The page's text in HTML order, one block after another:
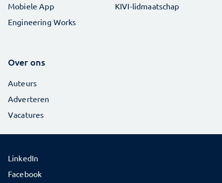
Mobiele App
Engineering Works
KIVI-lidmaatschap
Over ons
Auteurs
Adverteren
Vacatures
LinkedIn
Facebook